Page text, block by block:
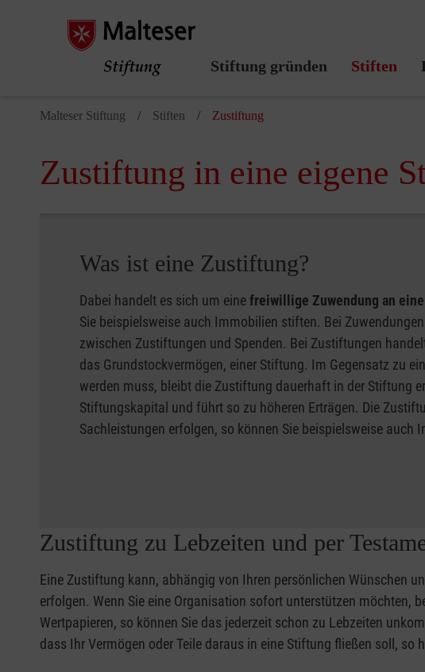
Stiftung gründen Stiften
Malteser Stiftung Stiften Zustiftung
Zustiftung in eine eigene
Was ist eine Zustiftung?
Dabei handelt es sich um einefreiwillige Zuwendung an
Sie beispielsweise auch Immobilien stiften. Bei
zwischen Zustiftungen und Spenden. Bei Zustiftungen
das Grundstockvermögen, einer Stiftung. Im Gegensatz zu
werden muss, bleibt die Zustiftung dauerhaft in der Stiftung
Stiftungskapital und führt so zu höheren Erträgen. Die
Sachleistungen erfolgen, so können Sie beispielsweise auch
Zustiftung zu Lebzeiten und per
Eine Zustiftung kann, abhängig von Ihren persönlichen Wünschen
erfolgen. Wenn Sie eine Organisation sofort unterstützen möchten,
Wertpapieren, so können Sie das jederzeit schon zu Lebzeiten
dass Ihr Vermögen oder Teile daraus in eine Stiftung fließen soll,